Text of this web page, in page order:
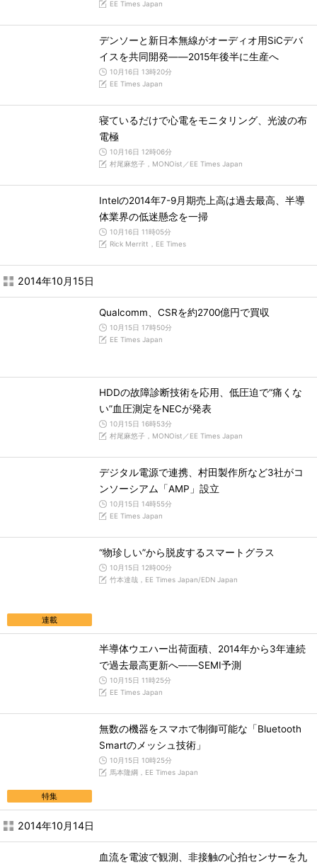
EE Times Japan
デンソーと新日本無線がオーディオ用SiCデバ
イスを共同開発――2015年後半に生産へ
10月16日 13時20分
EE Times Japan
寝ているだけで心電をモニタリング、光波の布
電極
10月16日 12時06分
村尾麻悠子，MONOist／EE Times Japan
Intelの2014年7-9月期売上高は過去最高、半導
体業界の低迷懸念を一掃
10月16日 11時05分
Rick Merritt，EE Times
2014年10月15日
Qualcomm、CSRを約2700億円で買収
10月15日 17時50分
EE Times Japan
HDDの故障診断技術を応用、低圧迫で“痛くな
い”血圧測定をNECが発表
10月15日 16時53分
村尾麻悠子，MONOist／EE Times Japan
デジタル電源で連携、村田製作所など3社がコ
ンソーシアム「AMP」設立
10月15日 14時55分
EE Times Japan
連載
“物珍しい”から脱皮するスマートグラス
10月15日 12時00分
竹本達哉，EE Times Japan/EDN Japan
半導体ウエハー出荷面積、2014年から3年連続
で過去最高更新へ――SEMI予測
10月15日 11時25分
EE Times Japan
特集
無数の機器をスマホで制御可能な「Bluetooth
Smartのメッシュ技術」
10月15日 10時25分
馬本隆綱，EE Times Japan
2014年10月14日
血流を電波で観測、非接触の心拍センサーを九